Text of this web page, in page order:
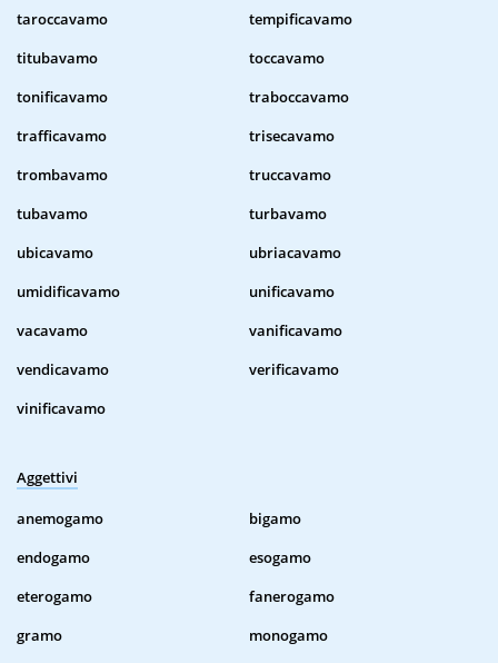
taroccavamo
tempificavamo
titubavamo
toccavamo
tonificavamo
traboccavamo
trafficavamo
trisecavamo
trombavamo
truccavamo
tubavamo
turbavamo
ubicavamo
ubriacavamo
umidificavamo
unificavamo
vacavamo
vanificavamo
vendicavamo
verificavamo
vinificavamo
Aggettivi
anemogamo
bigamo
endogamo
esogamo
eterogamo
fanerogamo
gramo
monogamo